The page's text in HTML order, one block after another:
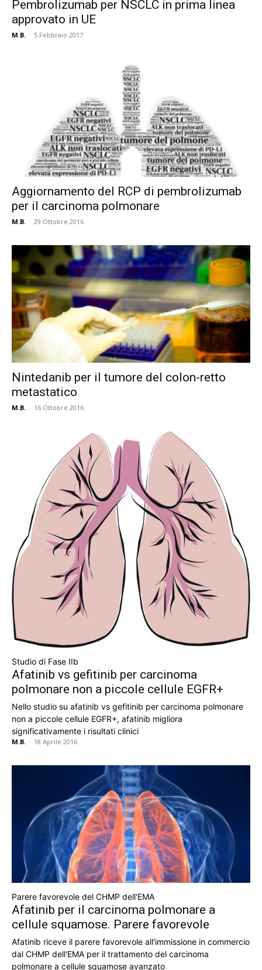
Pembrolizumab per NSCLC in prima linea
approvato in UE
M.B. - 5 Febbraio 2017
Aggiornamento del RCP di pembrolizumab
per il carcinoma polmonare
M.B. - 29 Ottobre 2016
Nintedanib per il tumore del colon-retto
metastatico
M.B. - 16 Ottobre 2016
Studio di Fase IIb
Afatinib vs gefitinib per carcinoma
polmonare non a piccole cellule EGFR+
Nello studio su afatinib vs gefitinib per carcinoma polmonare
non a piccole cellule EGFR+, afatinib migliora
significativamente i risultati clinici
M.B. - 18 Aprile 2016
Parere favorevole del CHMP dell'EMA
Afatinib per il carcinoma polmonare a
cellule squamose. Parere favorevole
Afatinib riceve il parere favorevole all'immissione in commercio
dal CHMP dell'EMA per il trattamento del carcinoma
polmonare a cellule squamose avanzato